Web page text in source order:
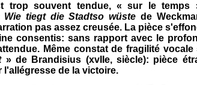
trop souvent tendue, « sur le
Wie tiegt die Stadtso wüste de
pas assez creusée. La pièce
consentis: sans rapport avec le
Même constat de fragilité vocale
» de Brandisius (xvIIe, siècle): pièce
l'allégresse de la victoire.